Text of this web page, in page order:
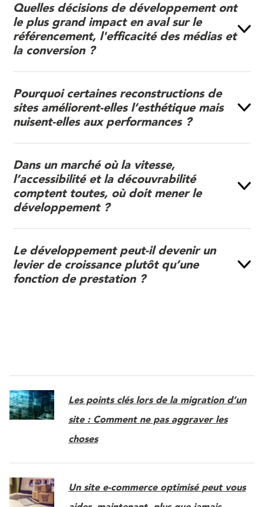
Quelles décisions de développement ont
le plus grand impact en aval sur le
référencement, l'efficacité des médias et
la conversion ?
Pourquoi certaines reconstructions de
sites améliorent-elles l’esthétique mais
nuisent-elles aux performances ?
Dans un marché où la vitesse,
l’accessibilité et la découvrabilité
comptent toutes, où doit mener le
développement ?
Le développement peut-il devenir un
levier de croissance plutôt qu’une
fonction de prestation ?
Les points clés lors de la migration d’un
site : Comment ne pas aggraver les
choses
Un site e-commerce optimisé peut vous